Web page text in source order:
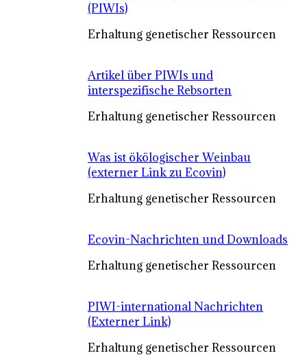
(PIWIs)
Erhaltung genetischer Ressourcen
Artikel über PIWIs und
interspezifische Rebsorten
Erhaltung genetischer Ressourcen
Was ist ökölogischer Weinbau
(externer Link zu Ecovin)
Erhaltung genetischer Ressourcen
Ecovin-Nachrichten und Downloads
Erhaltung genetischer Ressourcen
PIWI-international Nachrichten
(Externer Link)
Erhaltung genetischer Ressourcen